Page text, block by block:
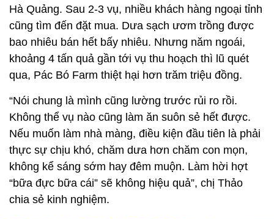
Hà Quảng. Sau 2-3 vụ, nhiều khách hàng ngoại tỉnh
cũng tìm đến đặt mua. Dưa sạch ươm trồng được
bao nhiêu bán hết bấy nhiêu. Nhưng năm ngoái,
khoảng 4 tấn quả gần tới vụ thu hoạch thì lũ quét
qua, Pác Bó Farm thiệt hại hơn trăm triệu đồng.
“Nói chung là mình cũng lường trước rủi ro rồi.
Không thể vụ nào cũng làm ăn suôn sẻ hết được.
Nếu muốn làm nhà màng, điều kiện đầu tiên là phải
thực sự chịu khó, chăm dưa hơn chăm con mọn,
không kể sáng sớm hay đêm muộn. Làm hời hợt
“bữa đực bữa cái” sẽ không hiệu quả”, chị Thảo
chia sẻ kinh nghiệm.